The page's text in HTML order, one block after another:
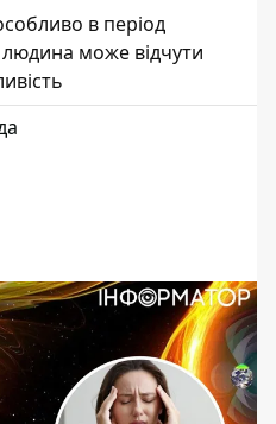
в період
людина може відчути